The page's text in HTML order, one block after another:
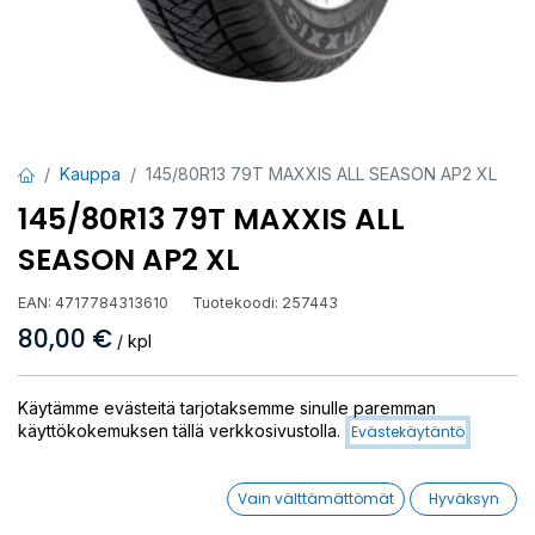
Kauppa 145/80R13 79T MAXXIS ALL SEASON AP2 XL
145/80R13 79T MAXXIS ALL
SEASON AP2 XL
EAN: 4717784313610 Tuotekoodi: 257443
80,00 € / kpl
Toimittajilla (ulkomaa):Saatavilla
Toimitusaika:15 arkipäivää
Käytämme evästeitä tarjotaksemme sinulle paremman
käyttökokemuksen tällä verkkosivustolla. Evästekäytäntö
Vain välttämättömät Hyväksyn